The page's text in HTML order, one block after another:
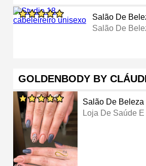
Salão De
Salão De
GOLDENBODY BY
Salão De Beleza
Loja De Saúde